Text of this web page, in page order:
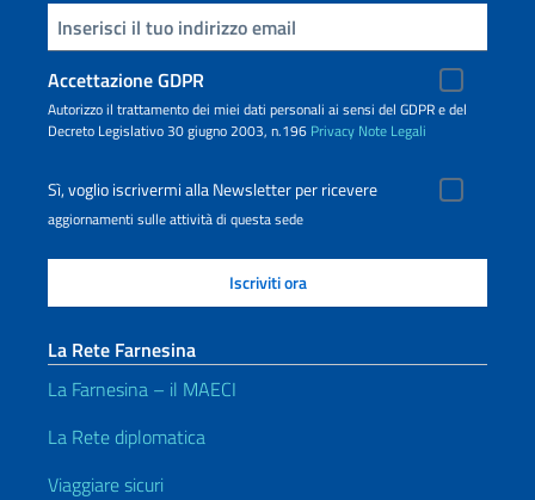
Inserisci la tua email
Accettazione GDPR
Autorizzo il trattamento dei miei dati personali ai sensi del GDPR e del
Decreto Legislativo 30 giugno 2003, n.196 Privacy Note Legali
Sì, voglio iscrivermi alla Newsletter per ricevere
aggiornamenti sulle attività di questa sede
La Rete Farnesina
La Farnesina – il MAECI
La Rete diplomatica
Viaggiare sicuri